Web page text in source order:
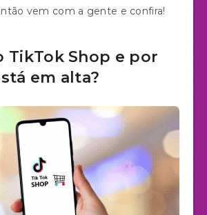
vem com a gente e confira!
TikTok Shop e por
em alta?